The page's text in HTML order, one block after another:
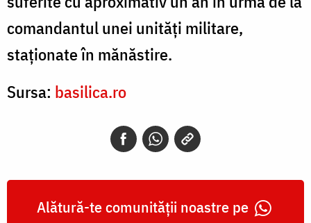
comandantul unei unități militare,
staționate în mănăstire.
Sursa: basilica.ro
Alătură-te comunității noastre pe